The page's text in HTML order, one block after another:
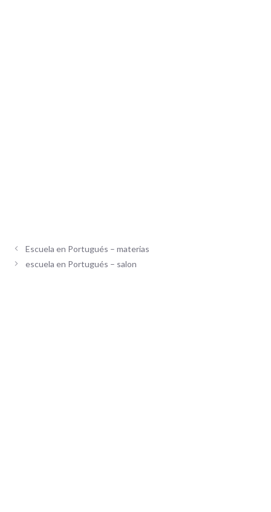
Escuela en Portugués – materias
escuela en Portugués – salon